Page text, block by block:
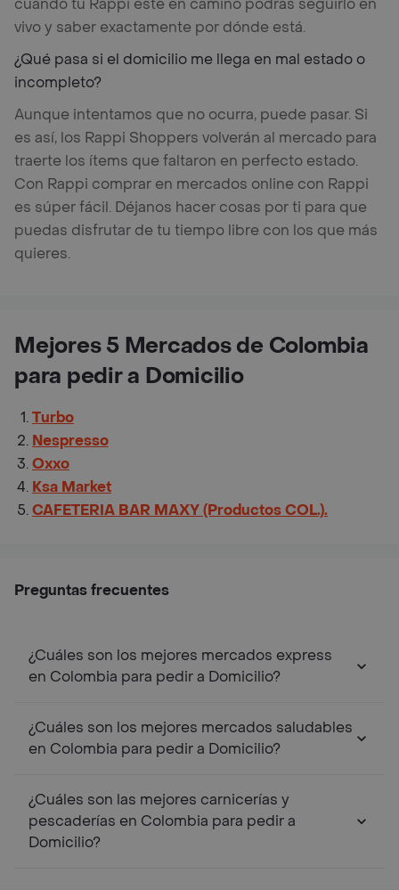
cuando tu Rappi esté en camino podrás seguirlo en
vivo y saber exactamente por dónde está.
¿Qué pasa si el domicilio me llega en mal estado o
incompleto?
Aunque intentamos que no ocurra, puede pasar. Si
es así, los Rappi Shoppers volverán al mercado para
traerte los ítems que faltaron en perfecto estado.
Con Rappi comprar en mercados online con Rappi
es súper fácil. Déjanos hacer cosas por ti para que
puedas disfrutar de tu tiempo libre con los que más
quieres.
Mejores 5 Mercados de Colombia
para pedir a Domicilio
Turbo
Nespresso
Oxxo
Ksa Market
CAFETERIA BAR MAXY (Productos COL.).
Preguntas frecuentes
¿Cuáles son los mejores mercados express
en Colombia para pedir a Domicilio?
¿Cuáles son los mejores mercados saludables
en Colombia para pedir a Domicilio?
¿Cuáles son las mejores carnicerías y
pescaderías en Colombia para pedir a
Domicilio?